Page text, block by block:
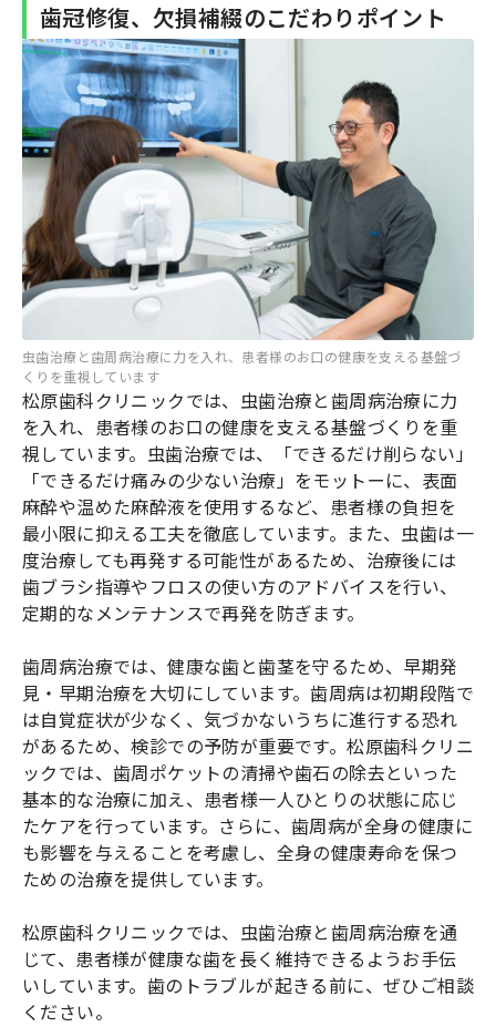
歯冠修復、欠損補綴のこだわりポイント
虫歯治療と歯周病治療に力を入れ、患者様のお口の健康を支える基盤づ
くりを重視しています
松原歯科クリニックでは、虫歯治療と歯周病治療に力
を入れ、患者様のお口の健康を支える基盤づくりを重
視しています。虫歯治療では、「できるだけ削らない」
「できるだけ痛みの少ない治療」をモットーに、表面
麻酔や温めた麻酔液を使用するなど、患者様の負担を
最小限に抑える工夫を徹底しています。また、虫歯は一
度治療しても再発する可能性があるため、治療後には
歯ブラシ指導やフロスの使い方のアドバイスを行い、
定期的なメンテナンスで再発を防ぎます。
歯周病治療では、健康な歯と歯茎を守るため、早期発
見・早期治療を大切にしています。歯周病は初期段階で
は自覚症状が少なく、気づかないうちに進行する恐れ
があるため、検診での予防が重要です。松原歯科クリニ
ックでは、歯周ポケットの清掃や歯石の除去といった
基本的な治療に加え、患者様一人ひとりの状態に応じ
たケアを行っています。さらに、歯周病が全身の健康に
も影響を与えることを考慮し、全身の健康寿命を保つ
ための治療を提供しています。
松原歯科クリニックでは、虫歯治療と歯周病治療を通
じて、患者様が健康な歯を長く維持できるようお手伝
いしています。歯のトラブルが起きる前に、ぜひご相談
ください。